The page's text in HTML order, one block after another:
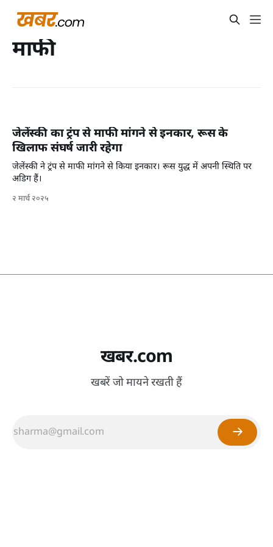
माफी
जेलेंस्की का ट्रंप से माफी मांगने से इनकार, रूस के
खिलाफ संघर्ष जारी रहेगा
जेलेंस्की ने ट्रंप से माफी मांगने से किया इनकार। रूस युद्ध में अपनी स्थिति पर
अडिग हैं।
२ मार्च २०२५
खबर.com
खबरें जो मायने रखती हैं